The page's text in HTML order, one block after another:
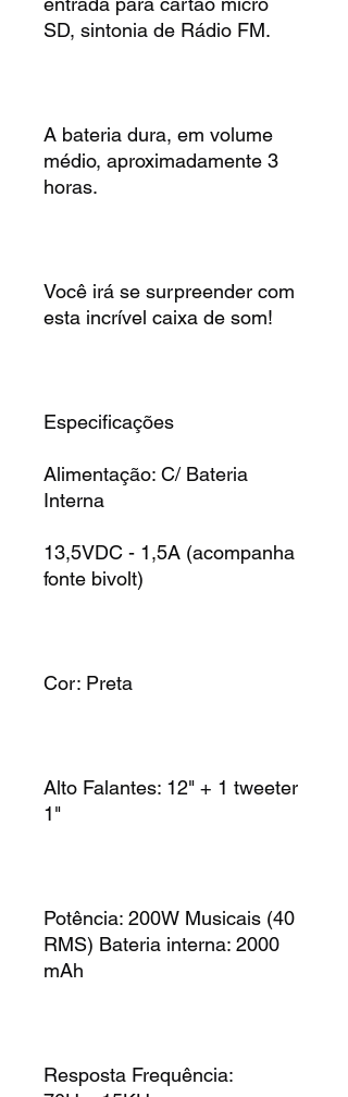
SD, sintonia de Rádio FM.
A bateria dura, em volume
médio, aproximadamente 3
horas.
Você irá se surpreender com
esta incrível caixa de som!
Especificações
Alimentação: C/ Bateria
Interna
13,5VDC - 1,5A (acompanha
fonte bivolt)
Cor: Preta
Alto Falantes: 12" + 1 tweeter
1"
Potência: 200W Musicais (40
RMS) Bateria interna: 2000
mAh
Resposta Frequência: